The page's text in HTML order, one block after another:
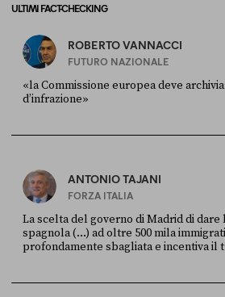
ULTIMI FACT-CHECKING
ROBERTO VANNACCI
FUTURO NAZIONALE
«la Commissione europea deve
d’infrazione»
ANTONIO TAJANI
FORZA ITALIA
La scelta del governo di Madrid di dare
spagnola (...) ad oltre 500 mila
profondamente sbagliata e incentiva il